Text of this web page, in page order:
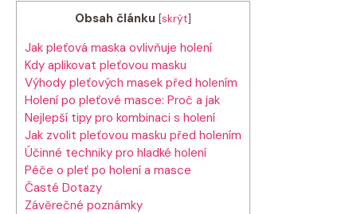
Obsah článku [skrýt]
Jak pleťová maska ovlivňuje holení
Kdy aplikovat pleťovou masku
Výhody pleťových masek před holením
Holení po pleťové masce: Proč a jak
Nejlepší tipy pro kombinaci s holení
Jak zvolit pleťovou masku před holením
Účinné techniky pro hladké holení
Péče o pleť po holení a masce
Časté Dotazy
Závěrečné poznámky